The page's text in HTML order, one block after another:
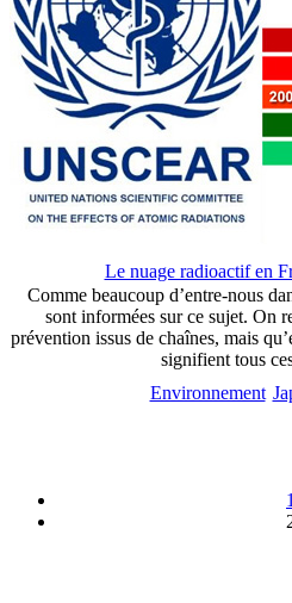
Le nuage radioactif en
Comme beaucoup d’entre-nous
sont informées sur ce sujet. On
prévention issus de chaînes, mais
signifient tous
Environnement
1